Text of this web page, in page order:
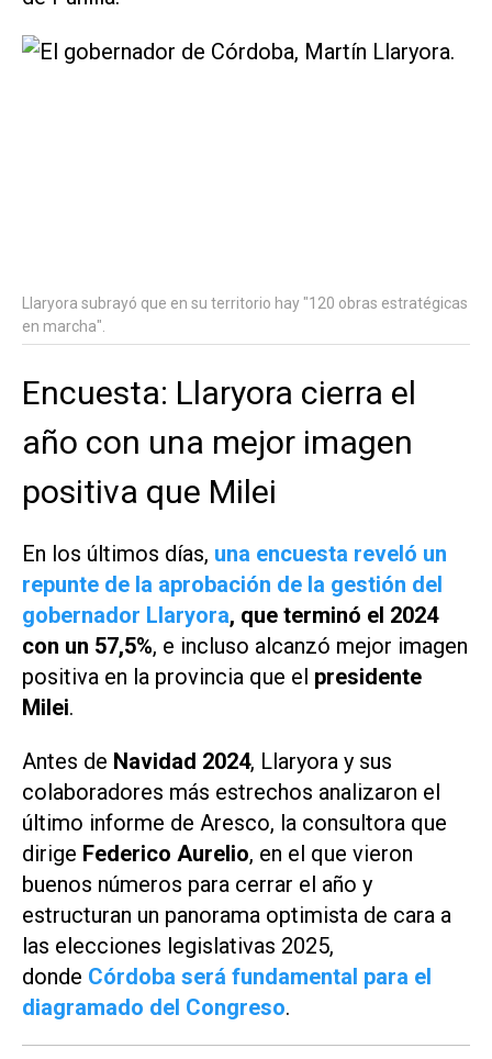
Llaryora subrayó que en su territorio hay "120 obras estratégicas
en marcha".
Encuesta: Llaryora cierra el
año con una mejor imagen
positiva que Milei
En los últimos días, una encuesta reveló un
repunte de la aprobación de la gestión del
gobernador Llaryora, que terminó el 2024
con un 57,5%, e incluso alcanzó mejor imagen
positiva en la provincia que el presidente
Milei.
Antes de Navidad 2024, Llaryora y sus
colaboradores más estrechos analizaron el
último informe de Aresco, la consultora que
dirige Federico Aurelio, en el que vieron
buenos números para cerrar el año y
estructuran un panorama optimista de cara a
las elecciones legislativas 2025,
donde Córdoba será fundamental para el
diagramado del Congreso.